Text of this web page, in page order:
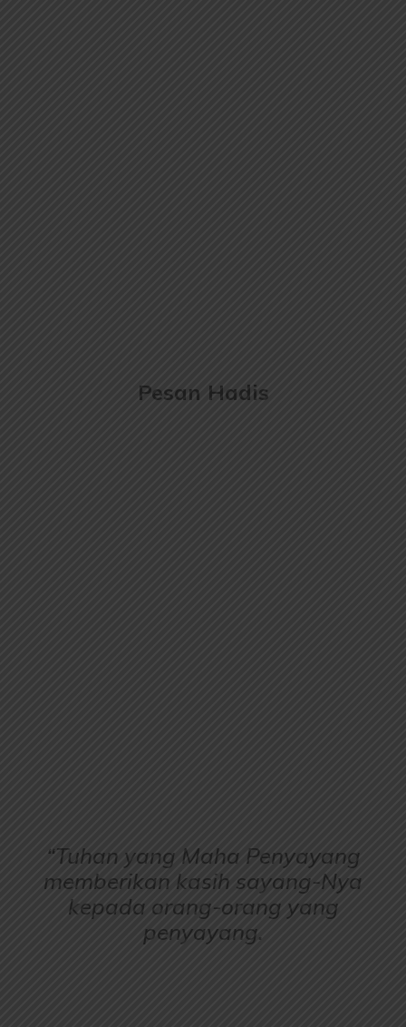
Pesan Hadis
“Tuhan yang Maha Penyayang
memberikan kasih sayang-Nya
kepada orang-orang yang
penyayang.